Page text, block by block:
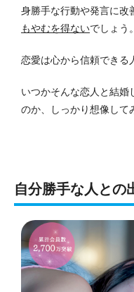
身勝手な行動や発言に改
もやむを得ないでしょう。
恋愛は心から信頼できる
いつかそんな恋人と結婚
のか、しっかり想像して
自分勝手な人との